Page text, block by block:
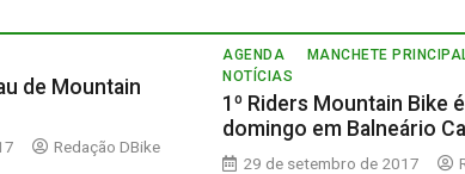
de Mountain
Redação DBike
AGENDA
MANCHETE
NOTÍCIAS
1º Riders Mountain Bike
domingo em Balneário
29 de setembro de 2017